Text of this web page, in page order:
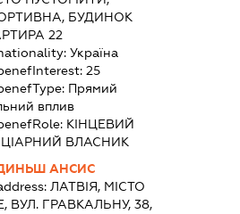
БУДИНОК
22
Україна
25
Прямий
вплив
КІНЦЕВИЙ
ВЛАСНИК
АНСИС
ЛАТВІЯ, МІСТО
ВУЛ. ГРАВКАЛЬНУ, 38,